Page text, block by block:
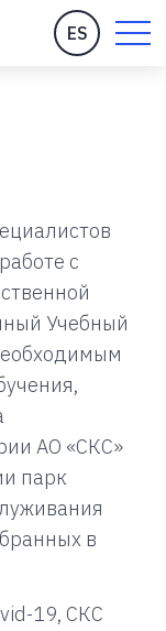
ES
с
Учебный
АО «СКС»
парк
в
19, СКС